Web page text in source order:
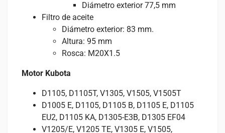
Diámetro exterior 77,5 mm
Filtro de aceite
Diámetro exterior: 83 mm.
Altura: 95 mm
Rosca: M20X1.5
Motor Kubota
D1105, D1105T, V1305, V1505, V1505T
D1005 E, D1105, D1105 B, D1105 E, D1105
EU2, D1105 KA, D1305-E3B, D1305 EF04
V1205/E, V1205 TE, V1305 E, V1505,